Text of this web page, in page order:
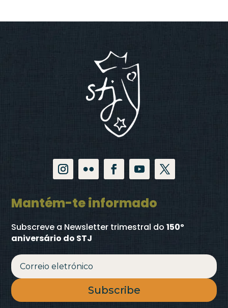
Mantém-te informado
Subscreve a Newsletter trimestral do150º
aniversário do STJ
Subscribe